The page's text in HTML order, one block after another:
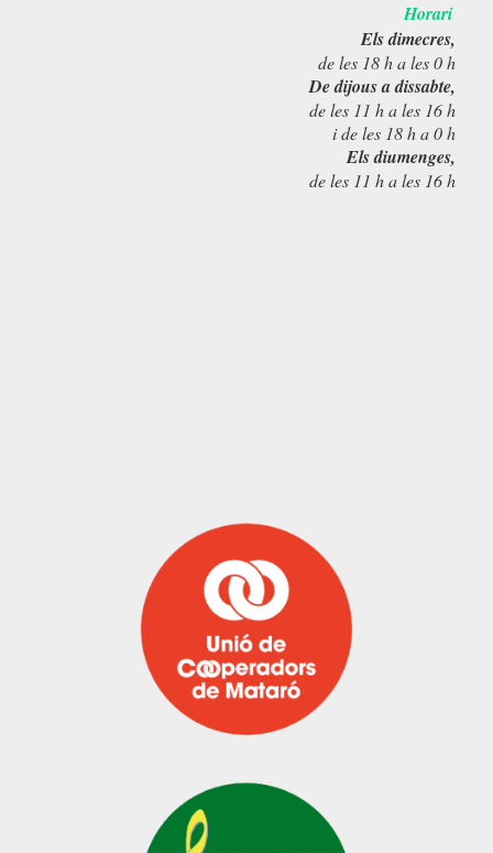
Horari
Els dimecres,
de les 18 h a les 0 h
De dijous a dissabte,
de les 11 h a les 16 h
i de les 18 h a 0 h
Els diumenges,
de les 11 h a les 16 h